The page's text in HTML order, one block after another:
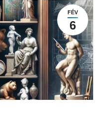
FÉV
6